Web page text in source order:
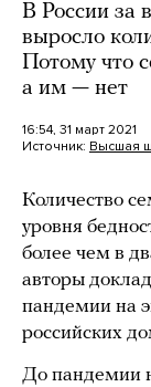
В России за
выросло
Потому что
а им — нет
16:54, 31 март 2021
Источник: Высшая
Количество
уровня
более чем в
авторы
пандемии на
российских
До пандемии